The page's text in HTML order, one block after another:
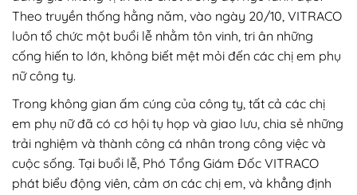
Theo truyền thống hằng năm, vào ngày 20/10, VITRACO
luôn tổ chức một buổi lễ nhằm tôn vinh, tri ân những
cống hiến to lớn, không biết mệt mỏi đến các chị em phụ
nữ công ty.
Trong không gian ấm cúng của công ty, tất cả các chị
em phụ nữ đã có cơ hội tụ họp và giao lưu, chia sẻ những
trải nghiệm và thành công cá nhân trong công việc và
cuộc sống. Tại buổi lễ, Phó Tổng Giám Đốc VITRACO
phát biểu động viên, cảm ơn các chị em, và khẳng định